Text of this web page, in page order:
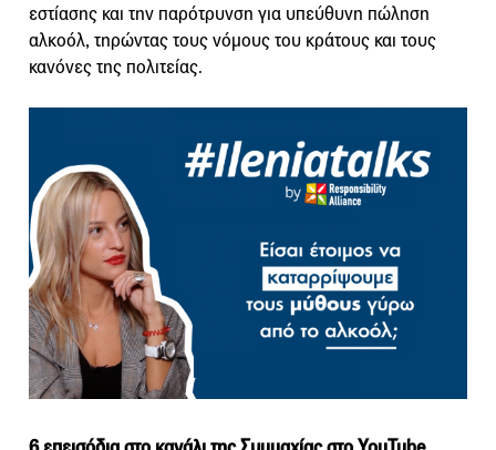
εστίασης και την παρότρυνση για υπεύθυνη πώληση
αλκοόλ, τηρώντας τους νόμους του κράτους και τους
κανόνες της πολιτείας.